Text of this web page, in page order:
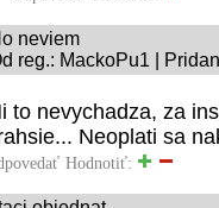
neviem
reg.: MackoPu1 |
to nevychadza, za
Neoplati sa
Hodnotiť: